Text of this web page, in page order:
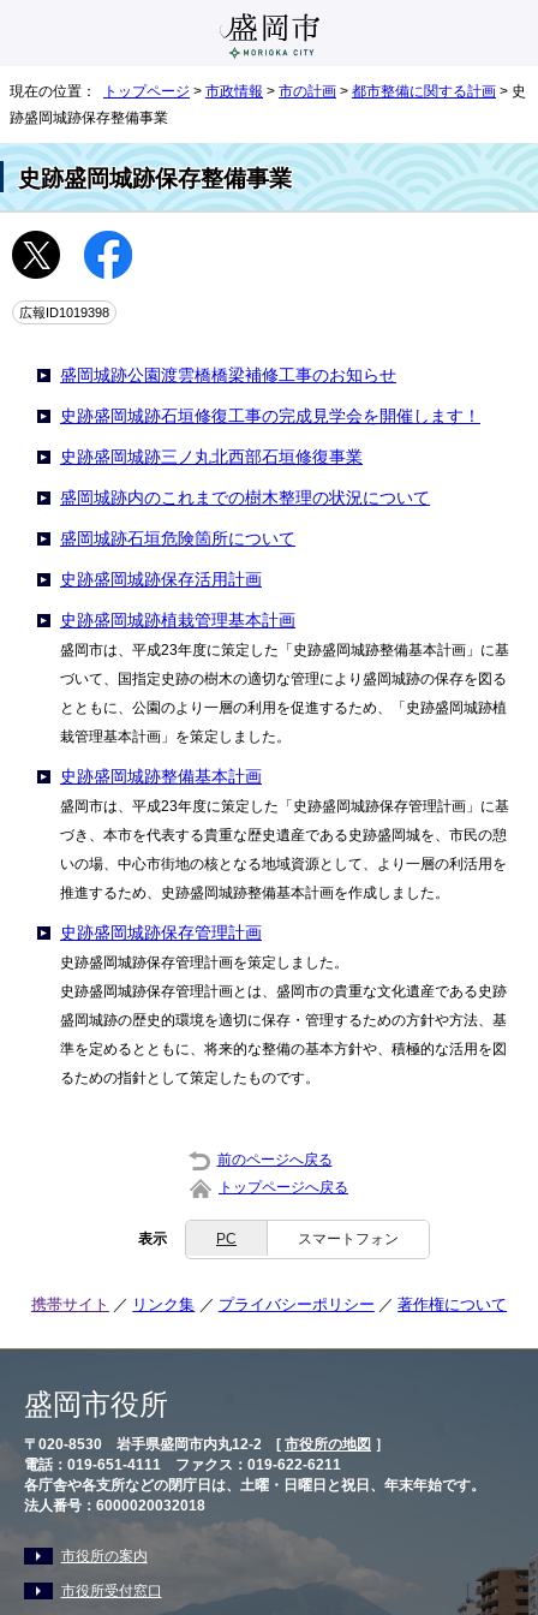
現在の位置： トップページ > 市政情報 > 市の計画 > 都市整備に関する計画 > 史
跡盛岡城跡保存整備事業
史跡盛岡城跡保存整備事業
広報ID1019398
盛岡城跡公園渡雲橋橋梁補修工事のお知らせ
史跡盛岡城跡石垣修復工事の完成見学会を開催します！
史跡盛岡城跡三ノ丸北西部石垣修復事業
盛岡城跡内のこれまでの樹木整理の状況について
盛岡城跡石垣危険箇所について
史跡盛岡城跡保存活用計画
史跡盛岡城跡植栽管理基本計画
盛岡市は、平成23年度に策定した「史跡盛岡城跡整備基本計画」に基
づいて、国指定史跡の樹木の適切な管理により盛岡城跡の保存を図る
とともに、公園のより一層の利用を促進するため、「史跡盛岡城跡植
栽管理基本計画」を策定しました。
史跡盛岡城跡整備基本計画
盛岡市は、平成23年度に策定した「史跡盛岡城跡保存管理計画」に基
づき、本市を代表する貴重な歴史遺産である史跡盛岡城を、市民の憩
いの場、中心市街地の核となる地域資源として、より一層の利活用を
推進するため、史跡盛岡城跡整備基本計画を作成しました。
史跡盛岡城跡保存管理計画
史跡盛岡城跡保存管理計画を策定しました。
史跡盛岡城跡保存管理計画とは、盛岡市の貴重な文化遺産である史跡
盛岡城跡の歴史的環境を適切に保存・管理するための方針や方法、基
準を定めるとともに、将来的な整備の基本方針や、積極的な活用を図
るための指針として策定したものです。
前のページへ戻る
トップページへ戻る
表示 PC スマートフォン
携帯サイト リンク集 プライバシーポリシー 著作権について
盛岡市役所
〒020-8530 岩手県盛岡市内丸12-2 [ 市役所の地図 ］
電話：019-651-4111 ファクス：019-622-6211
各庁舎や各支所などの閉庁日は、土曜・日曜日と祝日、年末年始です。
法人番号：6000020032018
市役所の案内
市役所受付窓口